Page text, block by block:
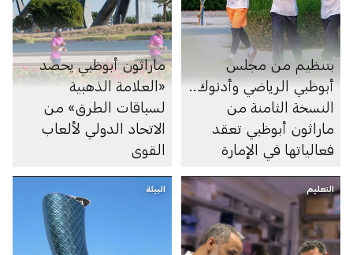
بتنظيم من مجلس
أبوظبي الرياضي وأدنوك..
النسخة الثامنة من
ماراثون أبوظبي تعقد
فعالياتها في الإمارة
ماراثون أبوظبي يحصد
«العلامة الذهبية
لسباقات الطرق» من
الاتحاد الدولي لألعاب
القوى
التعليم البيئة